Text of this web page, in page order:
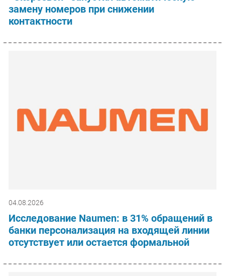
замену номеров при снижении
контактности
04.08.2026
Исследование Naumen: в 31% обращений в
банки персонализация на входящей линии
отсутствует или остается формальной